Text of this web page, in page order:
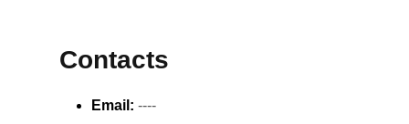
Contacts
Email: ----